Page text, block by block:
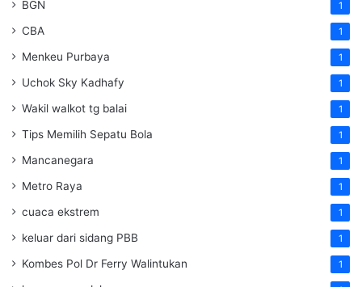
BGN 1
CBA 1
Menkeu Purbaya 1
Uchok Sky Kadhafy 1
Wakil walkot tg balai 1
Tips Memilih Sepatu Bola 1
Mancanegara 1
Metro Raya 1
cuaca ekstrem 1
keluar dari sidang PBB 1
Kombes Pol Dr Ferry Walintukan 1